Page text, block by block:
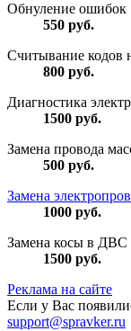
Обнуление ошибок
550 руб.
Считывание кодов
800 руб.
Диагностика
1500 руб.
Замена провода
500 руб.
Замена
1000 руб.
Замена косы в ДВС
1500 руб.
Реклама на сайте
Если у Вас
support@spravker.ru